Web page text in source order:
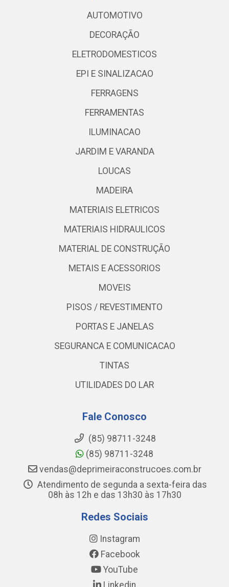
AUTOMOTIVO
DECORAÇÃO
ELETRODOMESTICOS
EPI E SINALIZACAO
FERRAGENS
FERRAMENTAS
ILUMINACAO
JARDIM E VARANDA
LOUCAS
MADEIRA
MATERIAIS ELETRICOS
MATERIAIS HIDRAULICOS
MATERIAL DE CONSTRUÇÃO
METAIS E ACESSORIOS
MOVEIS
PISOS / REVESTIMENTO
PORTAS E JANELAS
SEGURANCA E COMUNICACAO
TINTAS
UTILIDADES DO LAR
Fale Conosco
(85) 98711-3248
(85) 98711-3248
vendas@deprimeiraconstrucoes.com.br
Atendimento de segunda a sexta-feira das
08h às 12h e das 13h30 às 17h30
Redes Sociais
Instagram
Facebook
YouTube
Linkedin